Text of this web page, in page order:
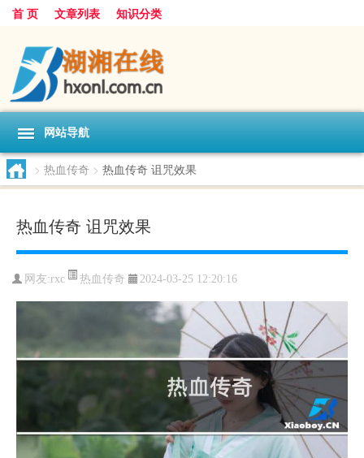
首 页 文章列表 知识分类
网站导航
> 热血传奇 > 热血传奇 诅咒效果
热血传奇 诅咒效果
网友:rxc 热血传奇 2024-03-25 12:20:16